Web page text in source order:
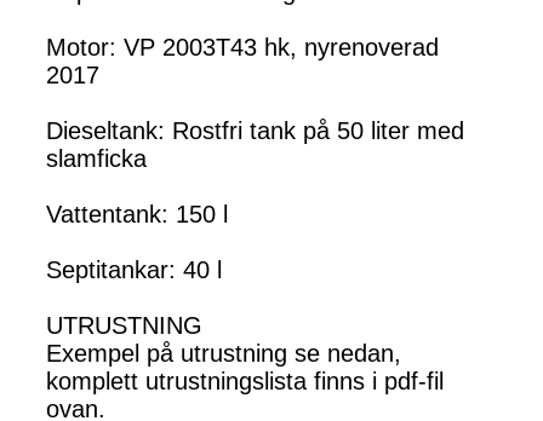
Motor: VP 2003T43 hk, nyrenoverad
2017
Dieseltank: Rostfri tank på 50 liter med
slamficka
Vattentank: 150 l
Septitankar: 40 l
UTRUSTNING
Exempel på utrustning se nedan,
komplett utrustningslista finns i pdf-fil
ovan.